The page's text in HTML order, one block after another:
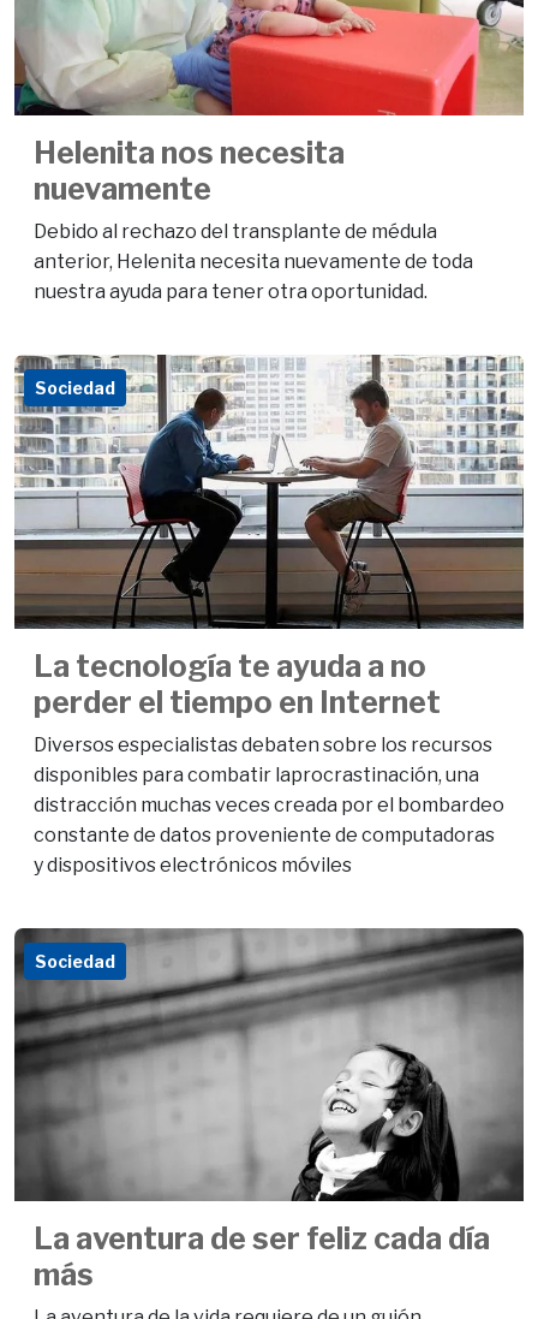
Helenita nos necesita
nuevamente
Debido al rechazo del transplante de médula
anterior, Helenita necesita nuevamente de toda
nuestra ayuda para tener otra oportunidad.
Sociedad
La tecnología te ayuda a no
perder el tiempo en Internet
Diversos especialistas debaten sobre los recursos
disponibles para combatir laprocrastinación, una
distracción muchas veces creada por el bombardeo
constante de datos proveniente de computadoras
y dispositivos electrónicos móviles
Sociedad
La aventura de ser feliz cada día
más